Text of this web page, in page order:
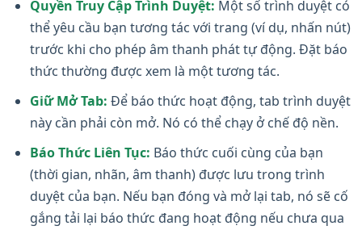
Quyền Truy Cập Trình Duyệt: Một số trình duyệt có
thể yêu cầu bạn tương tác với trang (ví dụ, nhấn nút)
trước khi cho phép âm thanh phát tự động. Đặt báo
thức thường được xem là một tương tác.
Giữ Mở Tab: Để báo thức hoạt động, tab trình duyệt
này cần phải còn mở. Nó có thể chạy ở chế độ nền.
Báo Thức Liên Tục: Báo thức cuối cùng của bạn
(thời gian, nhãn, âm thanh) được lưu trong trình
duyệt của bạn. Nếu bạn đóng và mở lại tab, nó sẽ cố
gắng tải lại báo thức đang hoạt động nếu chưa qua